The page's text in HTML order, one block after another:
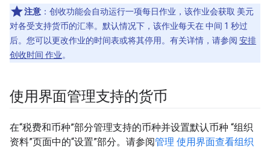
注意 ：创收功能会自动运行一项每日作业，该作业会获取 美元
对各受支持货币的汇率。默认情况下，该作业每天在 中间 1 秒过
后。您可以更改作业的时间表或将其停用。有关详情，请参阅 安排
创收时间 作业。
使用界面管理支持的货币
在“税费和币种”部分管理支持的币种并设置默认币种 “组织
资料”页面中的“设置”部分。请参阅管理 使用界面查看组织